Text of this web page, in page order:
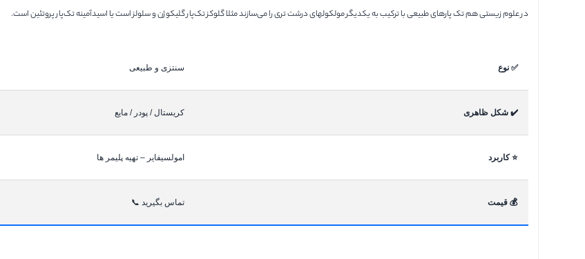
در علوم زیستی هم تک‌ پارهای طبیعی با ترکیب به یکدیگر مولکولهای درشت تری را می‌سازند مثلا گلوکز تک‌پار گلیکوژن و سلولز است یا اسیدآمینه تک‌پار پروتئین است.
✅ نوع سنتزی و طبیعی
✔️ شکل ظاهری کریستال / پودر / مایع
⭐ کاربرد امولسیفایر – تهیه پلیمر ها
💰️ قیمت تماس بگیرید ️📞